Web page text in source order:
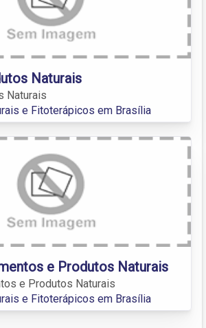
Naturais
Naturais
e Fitoterápicos em Brasília
e Produtos Naturais
e Produtos Naturais
e Fitoterápicos em Brasília